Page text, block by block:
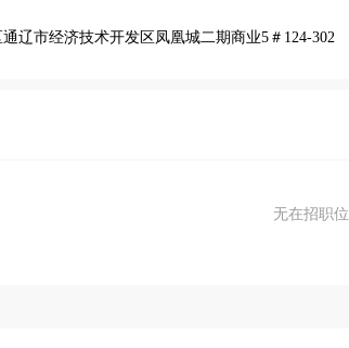
辽市经济技术开发区凤凰城二期商业5＃124-302
无在招职位